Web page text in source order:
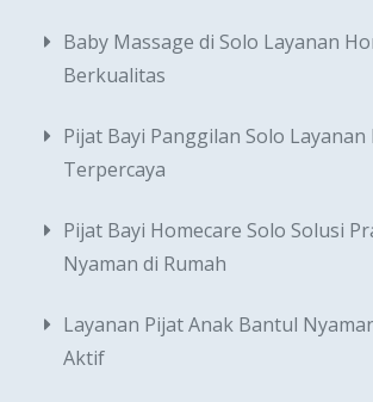
Baby Massage di Solo Layanan
Berkualitas
Pijat Bayi Panggilan Solo
Terpercaya
Pijat Bayi Homecare Solo Solusi
Nyaman di Rumah
Layanan Pijat Anak Bantul
Aktif